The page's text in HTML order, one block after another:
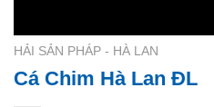
HẢI SẢN PHÁP - HÀ LAN
Cá Chim Hà Lan ĐL